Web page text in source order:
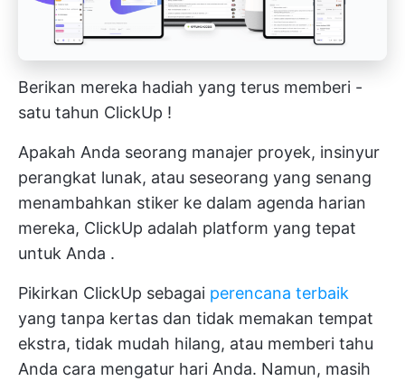
Berikan mereka hadiah yang terus memberi -
satu tahun ClickUp !
Apakah Anda seorang manajer proyek, insinyur
perangkat lunak, atau seseorang yang senang
menambahkan stiker ke dalam agenda harian
mereka, ClickUp adalah platform yang tepat
untuk Anda .
Pikirkan ClickUp sebagai perencana terbaik
yang tanpa kertas dan tidak memakan tempat
ekstra, tidak mudah hilang, atau memberi tahu
Anda cara mengatur hari Anda. Namun, masih